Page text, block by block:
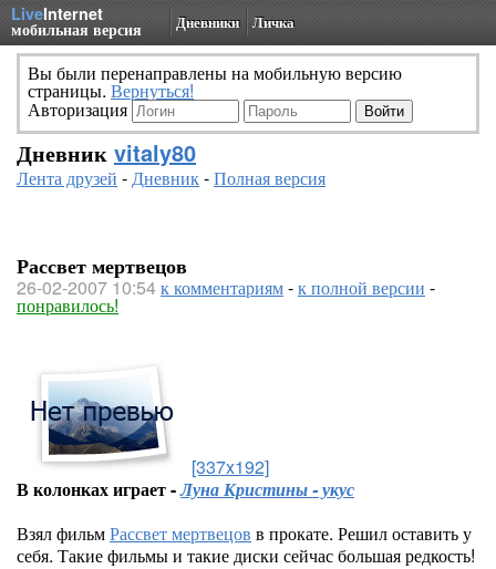
LiveInternet
мобильная версия Дневники Личка
Вы были перенаправлены на мобильную версию
страницы. Вернуться!
Авторизация
Дневник vitaly80
Лента друзей -Дневник-Полная версия
Рассвет мертвецов
26-02-2007 10:54к комментариям-к полной версии -
понравилось!
[337x192]
В колонках играет -Луна Кристины - укус
Взял фильмРассвет мертвецов в прокате. Решил оставить у
себя. Такие фильмы и такие диски сейчас большая редкость!